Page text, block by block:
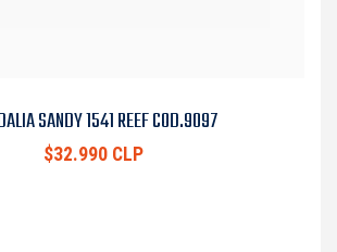
SANDY 1541 REEF COD.9097
$32.990 CLP